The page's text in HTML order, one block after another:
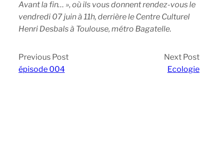
Avant la fin… », où ils vous donnent rendez-vous le
vendredi 07 juin à 11h, derrière le Centre Culturel
Henri Desbals à Toulouse, métro Bagatelle.
Previous Post
épisode 004
Next Post
Ecologie